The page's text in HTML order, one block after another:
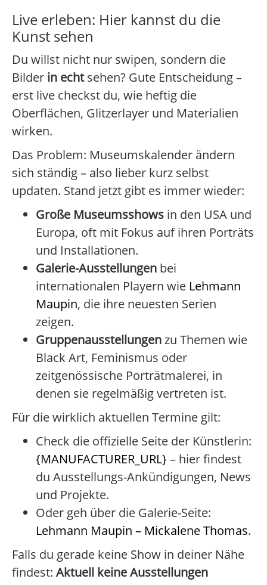
Live erleben: Hier kannst du die
Kunst sehen
Du willst nicht nur swipen, sondern die
Bilder in echtsehen? Gute Entscheidung –
erst live checkst du, wie heftig die
Oberflächen, Glitzerlayer und Materialien
wirken.
Das Problem: Museumskalender ändern
sich ständig – also lieber kurz selbst
updaten. Stand jetzt gibt es immer wieder:
Große Museumsshows in den USA und
Europa, oft mit Fokus auf ihren Porträts
und Installationen.
Galerie-Ausstellungen bei
internationalen Playern wie Lehmann
Maupin, die ihre neuesten Serien
zeigen.
Gruppenausstellungenzu Themen wie
Black Art, Feminismus oder
zeitgenössische Porträtmalerei, in
denen sie regelmäßig vertreten ist.
Für die wirklich aktuellen Termine gilt:
Check die offizielle Seite der Künstlerin:
{MANUFACTURER_URL} – hier findest
du Ausstellungs-Ankündigungen, News
und Projekte.
Oder geh über die Galerie-Seite:
Lehmann Maupin – Mickalene Thomas.
Falls du gerade keine Show in deiner Nähe
findest: Aktuell keine Ausstellungen